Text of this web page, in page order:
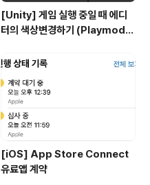
[Unity] 게임 실행 중일 때 에디
터의 색상변경하기 (Playmode
[iOS] App Store Connect
유료앱 계약